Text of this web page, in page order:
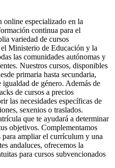
especializado en la
continua para el
variedad de cursos
Ministerio de Educación y la
las comunidades autónomas y
Nuestros cursos, disponibles
primaria hasta secundaria,
de género. Además de
de cursos a precios
las necesidades específicas de
sexenios o traslados.
que te ayudará a determinar
objetivos. Complementamos
ampliar el currículum y una
andaluces, ofrecemos la
para cursos subvencionados